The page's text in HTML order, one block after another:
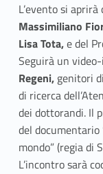
L’evento si
Massimiliano
Lisa Tota,e del
Seguirà un
Regeni, genitori
di ricerca
dei dottorandi. Il
del
mondo” (regia di
L’incontro sarà